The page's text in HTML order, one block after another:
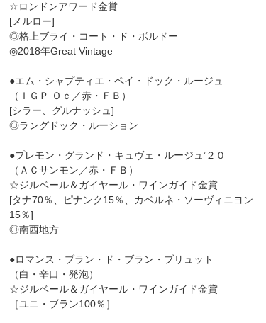
☆ロンドンアワード金賞
[メルロー]
◎格上ブライ・コート・ド・ボルドー
◎2018年Great Vintage
●エム・シャプティエ・ペイ・ドック・ルージュ
（ＩＧＰ Ｏｃ／赤・ＦＢ）
[シラー、グルナッシュ]
◎ラングドック・ルーション
●プレモン・グランド・キュヴェ・ルージュ’２０
（ＡＣサンモン／赤・ＦＢ）
☆ジルベール＆ガイヤール・ワインガイド金賞
[タナ70％、ピナンク15％、カベルネ・ソーヴィニヨン
15％]
◎南西地方
●ロマンス・ブラン・ド・ブラン・ブリュット
（白・辛口・発泡）
☆ジルベール＆ガイヤール・ワインガイド金賞
［ユニ・ブラン100％］